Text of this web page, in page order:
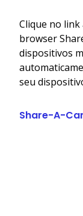
Clique no
browser
dispositivos
seu
Share-A-